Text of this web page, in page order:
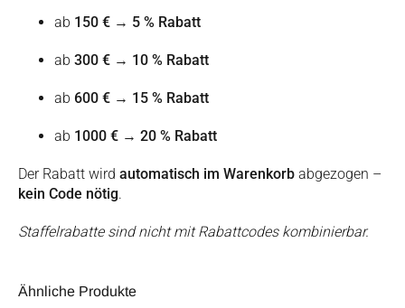
ab 150 € → 5 % Rabatt
ab 300 € → 10 % Rabatt
ab 600 € → 15 % Rabatt
ab 1000 € → 20 % Rabatt
Der Rabatt wird automatisch im Warenkorb abgezogen –
kein Code nötig.
Staffelrabatte sind nicht mit Rabattcodes kombinierbar.
Ähnliche Produkte